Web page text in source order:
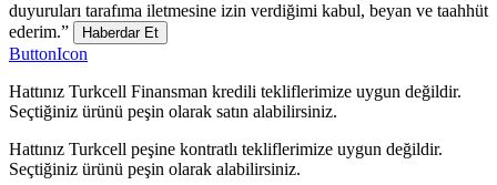
duyuruları tarafıma iletmesine izin verdiğimi kabul, beyan ve taahhüt
ederim.”
Haberdar Et
ButtonIcon
Hattınız Turkcell Finansman kredili tekliflerimize uygun değildir.
Seçtiğiniz ürünü peşin olarak satın alabilirsiniz.
Hattınız Turkcell peşine kontratlı tekliflerimize uygun değildir.
Seçtiğiniz ürünü peşin olarak alabilirsiniz.